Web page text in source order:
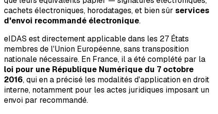
cachets électroniques, horodatages, et bien sûr services
d'envoi recommandé électronique.
eIDAS est directement applicable dans les 27 États
membres de l'Union Européenne, sans transposition
nationale nécessaire. En France, il a été complété par la
loi pour une République Numérique du 7 octobre
2016, qui en a précisé les modalités d'application en droit
interne, notamment pour les actes juridiques imposant un
envoi par recommandé.